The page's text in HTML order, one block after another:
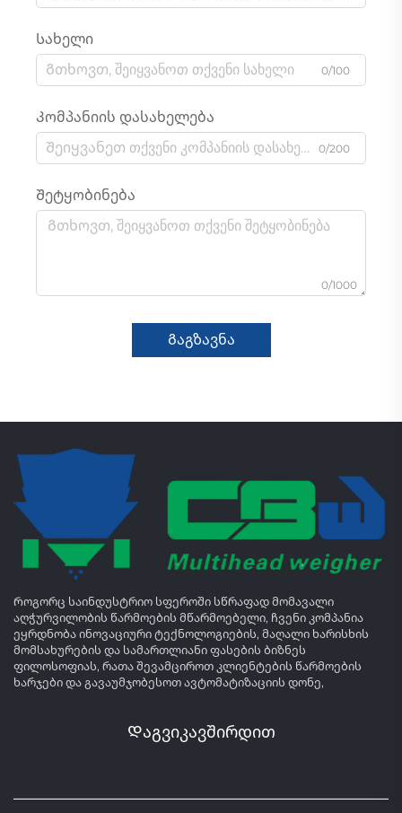
Სახელი
0/100
Კომპანიის დასახელება
0/200
Შეტყობინება
0/1000
Გაგზავნა
Როგორც საინდუსტრიო სფეროში სწრაფად მომავალი
აღჭურვილობის წარმოების მწარმოებელი, ჩვენი კომპანია
ეყრდნობა ინოვაციური ტექნოლოგიების, მაღალი ხარისხის
მომსახურების და სამართლიანი ფასების ბიზნეს
ფილოსოფიას, რათა შევამციროთ კლიენტების წარმოების
ხარჯები და გავაუმჯობესოთ ავტომატიზაციის დონე,
Დაგვიკავშირდით